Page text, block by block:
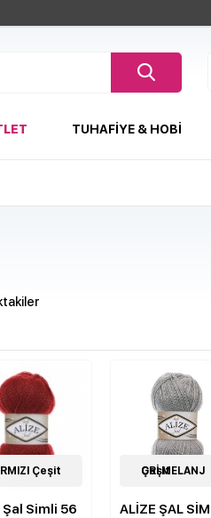
TUHAFIYE & HOBI
ÇeşitÇeşit
Simli 56
30Çeşit
GRİ MELANJ Çeşit
ALİZE ŞAL